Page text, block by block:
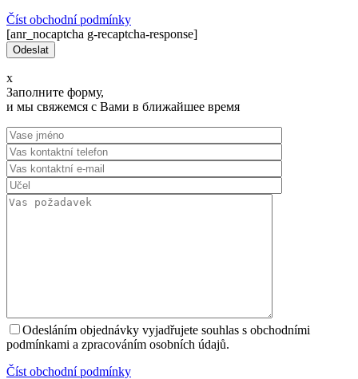
Číst оbchodní podmínky
[anr_nocaptcha g-recaptcha-response]
x
Заполните форму,
и мы свяжемся с Вами в ближайшее время
Odesláním objednávky vyjadřujete souhlas s obchodními
podmínkami a zpracováním osobních údajů.
Číst оbchodní podmínky